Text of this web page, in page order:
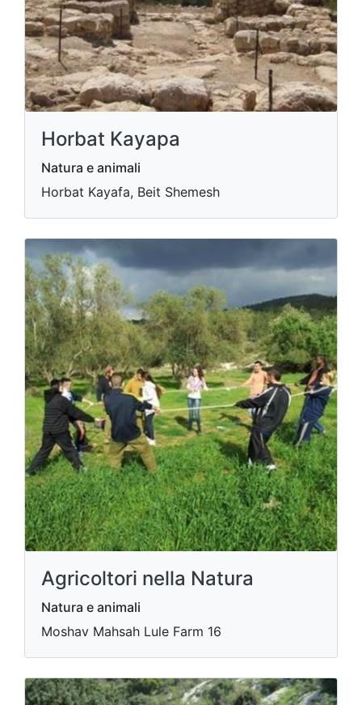
Horbat Kayapa
Natura e animali
Horbat Kayafa, Beit Shemesh
Agricoltori nella Natura
Natura e animali
Moshav Mahsah Lule Farm 16